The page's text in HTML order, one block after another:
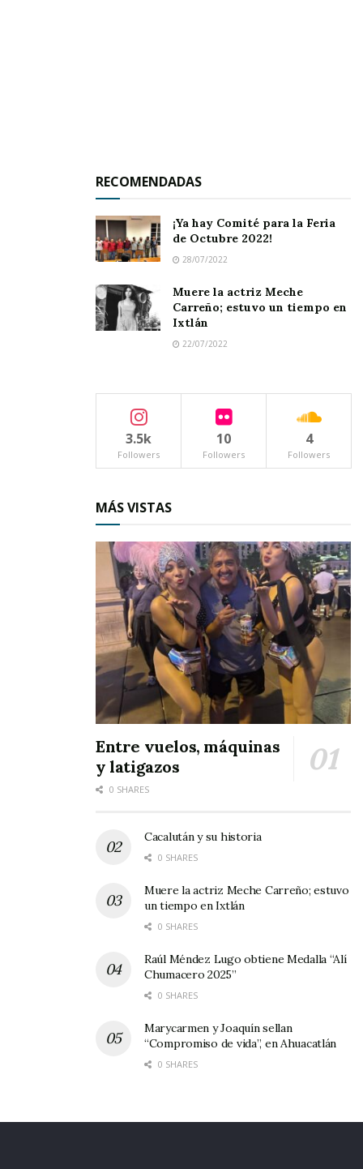
RECOMENDADAS
¡Ya hay Comité para la Feria
de Octubre 2022!
28/07/2022
Muere la actriz Meche
Carreño; estuvo un tiempo en
Ixtlán
22/07/2022
3.5k
Followers
10
Followers
4
Followers
MÁS VISTAS
Entre vuelos, máquinas
y latigazos
0 SHARES
Cacalután y su historia
0 SHARES
Muere la actriz Meche Carreño; estuvo
un tiempo en Ixtlán
0 SHARES
Raúl Méndez Lugo obtiene Medalla “Alí
Chumacero 2025”
0 SHARES
Marycarmen y Joaquín sellan
“Compromiso de vida”, en Ahuacatlán
0 SHARES